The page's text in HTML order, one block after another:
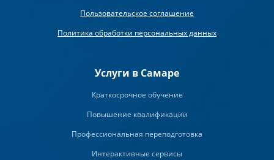
Пользовательское соглашение
Политика обработки персональных данных
Услуги в Самаре
Краткосрочное обучение
Повышение квалификации
Профессиональная переподготовка
Интерактивные сервисы